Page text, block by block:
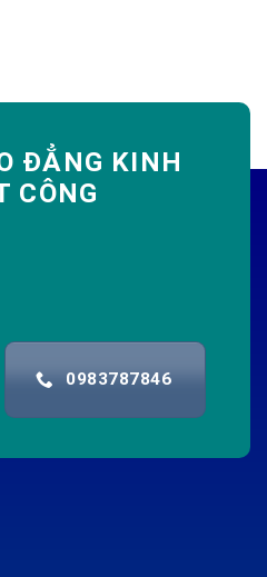
ĐẲNG KINH
CÔNG
0983787846